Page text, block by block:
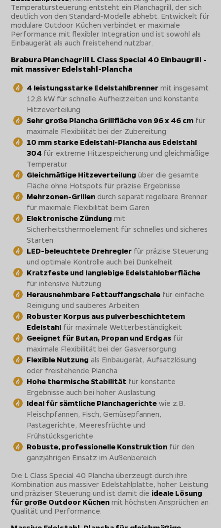
Temperatursteuerung entsteht ein Planchagrill, der sich
deutlich von den Standard-Modelle abhebt. Entwickelt für
modulare Outdoor Küchen verbindet er maximale
Performance mit flexibler Integration und ist sowohl als
Einbaugerät als auch freistehend nutzbar.
Brabura Planchagrill L Class Special 40 Einbaugrill -
mit massiver Edelstahl-Plancha
4 leistungsstarke Edelstahlbrenner mit insgesamt
12,8 kW für schnelle Aufheizzeiten und konstante
Hitzeverteilung
Sehr große Plancha Grillfläche von 96 x 46 cm für
maximale Flexibilität bei der Zubereitung
10 mm starke Edelstahl-Plancha aus Edelstahl
304 für extreme Hitzespeicherung und gleichmäßige
Temperatur
Gleichmäßige Hitzeverteilung über die gesamte
Fläche ohne Hotspots für präzise Ergebnisse
Mehrzonen-Grillen durch separat regelbare Brenner
für maximale Flexibilität beim Garen
Elektronische Zündung mit
Sicherheitsthermoelement für schnelles und sicheres
Starten
LED-beleuchtete Drehregler für präzise Steuerung
und optimale Kontrolle auch bei Dunkelheit
Kratzfeste und langlebige Edelstahloberfläche
für intensive Nutzung
Herausnehmbare Fettauffangschale für einfache
Reinigung und sauberes Arbeiten
Robuster Korpus aus pulverbeschichtetem
Edelstahl für maximale Wetterbeständigkeit
Geeignet für Butan, Propan und Erdgas für
maximale Flexibilität bei der Gasversorgung
Flexible Nutzung als Einbaugerät, Aufsatzlösung
oder freistehende Plancha
Hohe thermische Stabilität für konstante
Ergebnisse auch bei hoher Auslastung
Ideal für sämtliche Planchagerichte wie z.B.
Fleischpfannen, Fisch, Gemüsepfannen,
Pastagerichte, Meeresfrüchte und
Frühstücksgerichte
Robuste, professionelle Konstruktion für den
ganzjährigen Einsatz im Außenbereich
Die L Class Special 40 Plancha überzeugt durch ihre
Kombination aus massiver Edelstahlplatte, hoher Leistung
und präziser Steuerung und ist damit die ideale Lösung
für große Outdoor Küchen mit höchsten Ansprüchen an
Qualität und Performance.